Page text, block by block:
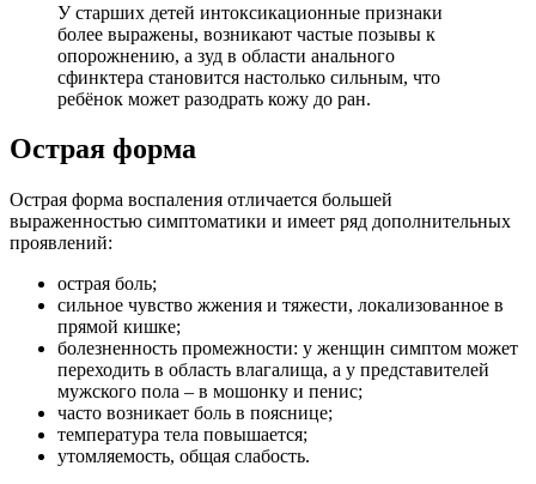
У старших детей интоксикационные признаки
более выражены, возникают частые позывы к
опорожнению, а зуд в области анального
сфинктера становится настолько сильным, что
ребёнок может разодрать кожу до ран.
Острая форма
Острая форма воспаления отличается большей
выраженностью симптоматики и имеет ряд дополнительных
проявлений:
острая боль;
сильное чувство жжения и тяжести, локализованное в
прямой кишке;
болезненность промежности: у женщин симптом может
переходить в область влагалища, а у представителей
мужского пола – в мошонку и пенис;
часто возникает боль в пояснице;
температура тела повышается;
утомляемость, общая слабость.